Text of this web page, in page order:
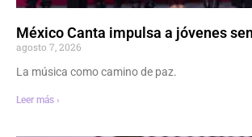
México Canta impulsa a jóvenes
agosto 7, 2026
La música como camino de paz.
Leer más ›